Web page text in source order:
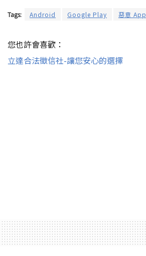
Tags: Android Google Play 惡意 App
您也許會喜歡：
立達合法徵信社-讓您安心的選擇